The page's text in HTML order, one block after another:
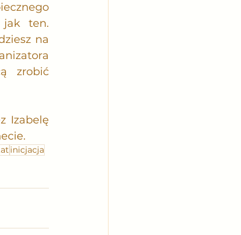
jak ten.
na
zrobić
Izabelę
inicjacja